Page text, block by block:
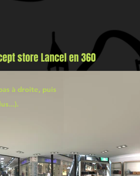
store Lancel en 360
à droite, puis